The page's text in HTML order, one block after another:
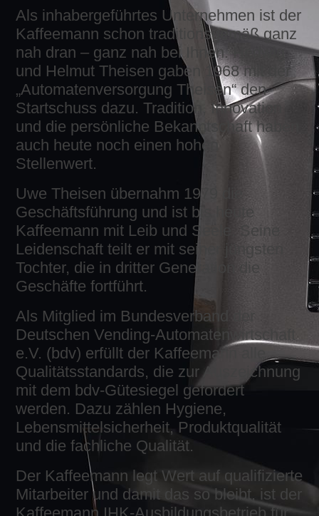
Als inhabergeführtes Unternehmen ist der
Kaffeemann schon traditionsgemäß ganz
nah dran – ganz nah bei Ihnen. Hedwig
und Helmut Theisen gaben 1968 mit der
„Automatenversorgung Theisen“ den
Startschuss dazu. Tradition, Innovation
und die persönliche Bekanntschaft haben
auch heute noch einen hohen
Stellenwert.
Uwe Theisen übernahm 1979 die
Geschäftsführung und ist bis heute
Kaffeemann mit Leib und Seele. Seine
Leidenschaft teilt er mit seiner jüngsten
Tochter, die in dritter Generation die
Geschäfte fortführt.
Als Mitglied im Bundesverband der
Deutschen Vending-Automatenwirtschaft
e.V. (bdv) erfüllt der Kaffeemann alle
Qualitätsstandards, die zur Auszeichnung
mit dem bdv-Gütesiegel gefordert
werden. Dazu zählen Hygiene,
Lebensmittelsicherheit, Produktqualität
und die fachliche Qualität.
Der Kaffeemann legt Wert auf qualifizierte
Mitarbeiter und damit das so bleibt, ist der